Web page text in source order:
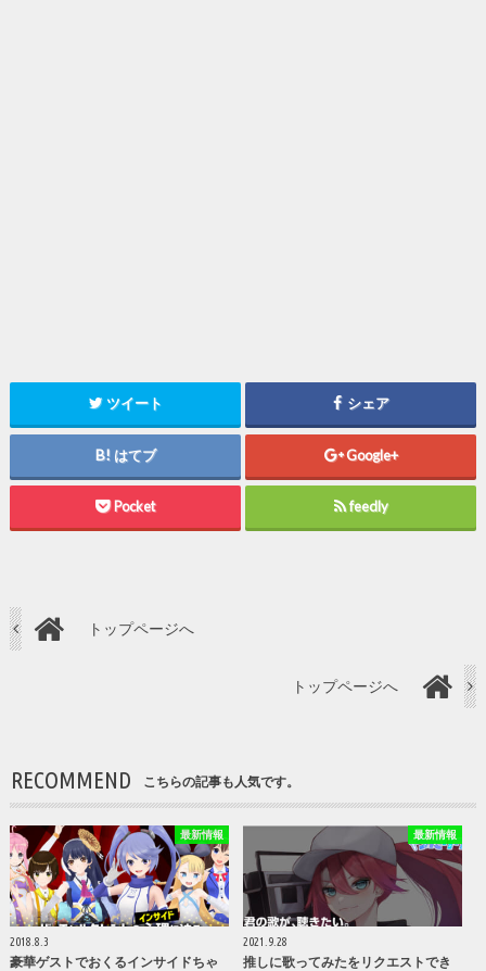
ツイート シェア
はてブ Google+
Pocket feedly
トップページへ
トップページへ
RECOMMEND こちらの記事も人気です。
最新情報
2018.8.3
豪華ゲストでおくるインサイドちゃ
最新情報
2021.9.28
推しに歌ってみたをリクエストでき